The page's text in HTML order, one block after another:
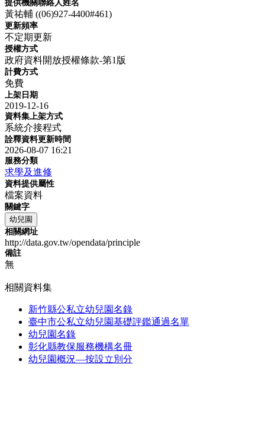
提供機關聯絡人姓名
黃祐輔 ((06)927-4400#461)
更新頻率
不定期更新
授權方式
政府資料開放授權條款-第1版
計費方式
免費
上架日期
2019-12-16
資料集上架方式
系統介接程式
詮釋資料更新時間
2026-08-07 16:21
服務分類
求學及進修
資料提供屬性
檔案資料
關鍵字
幼兒園
相關網址
http://data.gov.tw/opendata/principle
備註
無
相關資料集
新竹縣公私立幼兒園名錄
臺中市公私立幼兒園基礎評鑑通過名單
幼兒園名錄
彰化縣教保服務機構名冊
幼兒園概況—按設立別分